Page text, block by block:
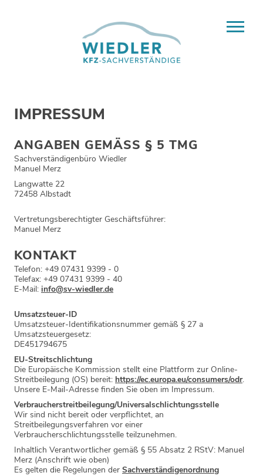
IMPRESSUM
ANGABEN GEMÄSS § 5 TMG
Sachverständigenbüro Wiedler
Manuel Merz
Langwatte 22
72458 Albstadt
Vertretungsberechtigter Geschäftsführer:
Manuel Merz
KONTAKT
Telefon: +49 07431 9399 - 0
Telefax: +49 07431 9399 - 40
E-Mail: info@sv-wiedler.de
Umsatzsteuer-ID
Umsatzsteuer-Identifikationsnummer gemäß § 27 a
Umsatzsteuergesetz:
DE451794675
EU-Streitschlichtung
Die Europäische Kommission stellt eine Plattform zur Online-
Streitbeilegung (OS) bereit: https://ec.europa.eu/consumers/odr.
Unsere E-Mail-Adresse finden Sie oben im Impressum.
Verbraucher­streit­beilegung/Universal­schlichtungs­stelle
Wir sind nicht bereit oder verpflichtet, an
Streitbeilegungsverfahren vor einer
Verbraucherschlichtungsstelle teilzunehmen.
Inhaltlich Verantwortlicher gemäß § 55 Absatz 2 RStV: Manuel
Merz (Anschrift wie oben)
Es gelten die Regelungen der Sachverständigenordnung